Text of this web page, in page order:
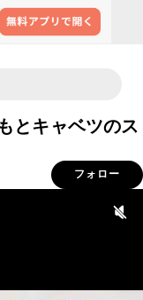
とキャベツのス
フォロー